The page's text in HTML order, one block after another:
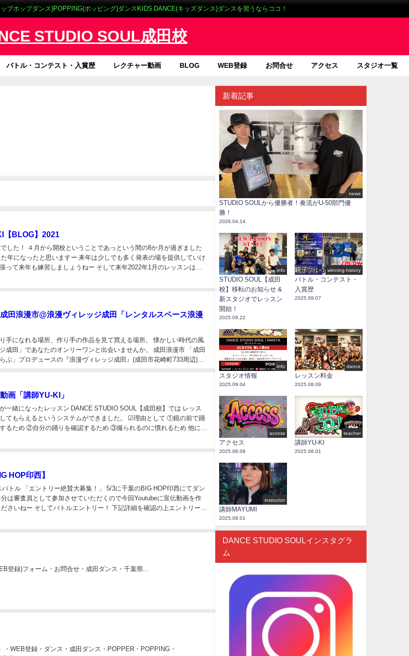
プホップダンス)POPPING(ポッピング)ダンスKIDS DANCE(キッズダンス)ダンスを習うならココ！
STUDIO SOUL成田校
バトル・コンテスト・入賞歴 レクチャー動画 BLOG WEB登録 お問合せ アクセス スタジオ一覧
BLOG】2021
した！ ４月から開校ということであっという間の8か月が過ぎました
年になったと思いますー 来年は少しでも多く発表の場を提供していけ
って来年も練習しましょうねー そして来年2022年1月のレッスンはお
成田浪漫市@浪漫ヴィレッジ成田「レンタルスペース浪漫
手になれる場所、作り手の作品を見て買える場所。 懐かしい時代の風
成田」であなたのオンリーワンと出会いませんか。 成田浪漫市 「成田
」プロデュースの『浪漫ヴィレッジ成田』(成田市花崎町733周辺)に
ベーション建物が完成！ 懐...
画「講師YU-KI」
一緒になったレッスン DANCE STUDIO SOUL【成田校】では レッス
てもらえるというシステムができました。 ☑理由として ①鏡の前で踊
るため ②自分の踊りを確認するため ③撮られるのに慣れるため 他にも
HOP印西】
バトル 「エントリー絶賛大募集！」 5/3に千葉のBIG HOP印西にてダン
は審査員として参加させていただくので今回Youtubeに宣伝動画を作
さいねー そしてバトルエントリー！ 下記詳細を確認の上エントリーし
登録)フォーム・お問合せ・成田ダンス・千葉県...
・WEB登録・ダンス・成田ダンス・POPPER・POPPING・
新着記事
news
STUDIO SOULから優勝者！奏流がU-50部門優
勝！
2026.04.14
info
STUDIO SOUL【成田
校】移転のお知らせ &
新スタジオでレッスン
開始！
2025.09.22
winning-history
バトル・コンテスト・
入賞歴
2025.09.07
info
スタジオ情報
2025.09.04
dance
レッスン料金
2025.08.09
access
アクセス
2025.08.09
teacher
講師YU-KI
2025.08.01
instructor
講師MAYUMI
2025.08.01
DANCE STUDIO SOULインスタグラ
ム